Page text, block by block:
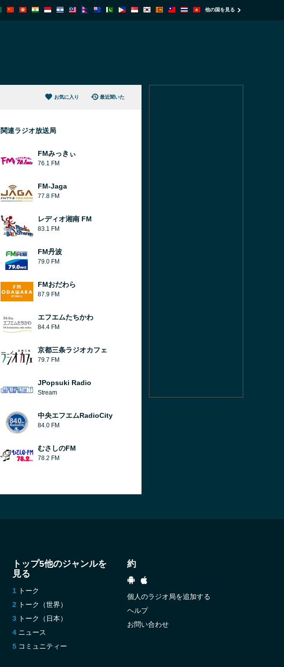
他の国を見る
お気に入り 最近聞いた
関連ラジオ放送局
FMみっきぃ
76.1 FM
FM-Jaga
77.8 FM
レディオ湘南 FM
83.1 FM
FM丹波
79.0 FM
FMおだわら
87.9 FM
エフエムたちかわ
84.4 FM
京都三条ラジオカフェ
79.7 FM
JPopsuki Radio
Stream
中央エフエムRadioCity
84.0 FM
むさしのFM
78.2 FM
トップ5他のジャンルを
見る
トーク
トーク（世界）
トーク（日本）
ニュース
コミュニティー
約
個人のラジオ局を追加する
ヘルプ
お問い合わせ